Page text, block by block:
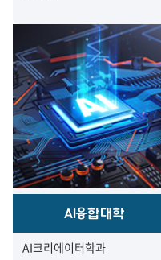
AI융합대학
AI크리에이터학과